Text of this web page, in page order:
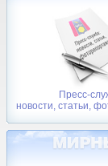
Пресс-
новости, статьи,